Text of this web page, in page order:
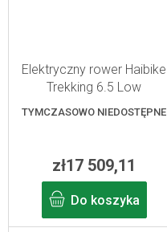
Elektryczny rower Haibike
Trekking 6.5 Low
TYMCZASOWO NIEDOSTĘPNE
zł17 509,11
Do koszyka